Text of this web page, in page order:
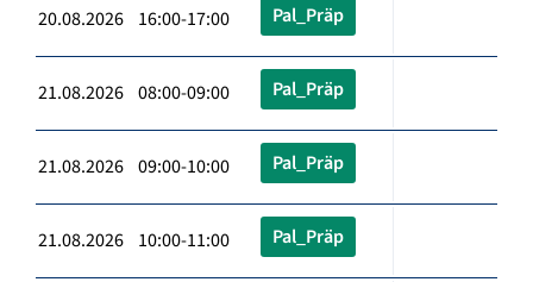
20.08.2026 16:00-17:00 Pal_Präp
21.08.2026 08:00-09:00 Pal_Präp
21.08.2026 09:00-10:00 Pal_Präp
21.08.2026 10:00-11:00 Pal_Präp